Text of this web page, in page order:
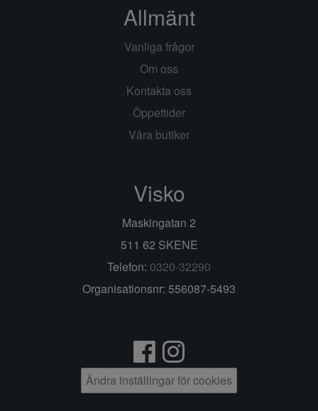
Allmänt
Vanliga frågor
Om oss
Kontakta oss
Öppettider
Våra butiker
Visko
Maskingatan 2
511 62 SKENE
Telefon: 0320-32290
Organisationsnr: 556087-5493
Ändra inställingar för cookies